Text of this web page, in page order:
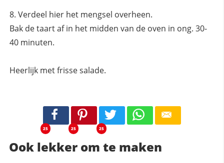
Verdeel hier het mengsel overheen.
Bak de taart af in het midden van de oven in ong. 30-
40 minuten.
Heerlijk met frisse salade.
25 25 25
Ook lekker om te maken